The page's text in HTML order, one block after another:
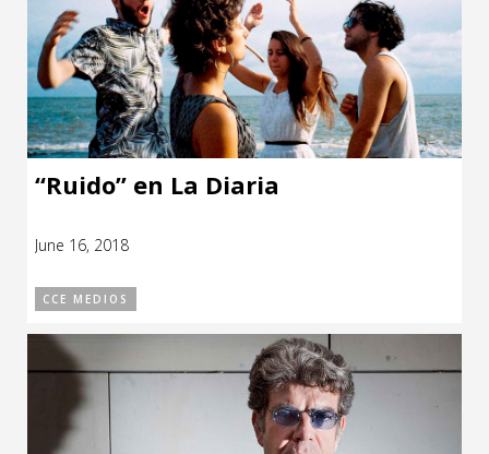
“Ruido” en La Diaria
June 16, 2018
CCE MEDIOS